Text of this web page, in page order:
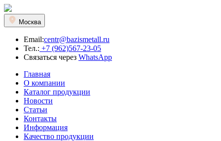
Москва
Email:centr@bazismetall.ru
Тел.: +7 (962)567-23-05
Связаться через WhatsApp
Главная
О компании
Каталог продукции
Новости
Статьи
Контакты
Информация
Качество продукции